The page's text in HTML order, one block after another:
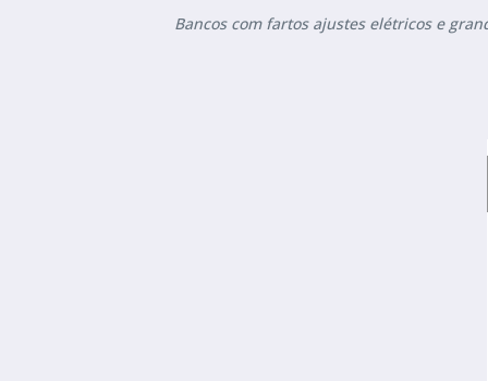
Bancos com fartos ajustes elétricos e